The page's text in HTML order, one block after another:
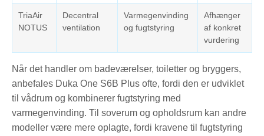
TriaAir
NOTUS
Decentral
ventilation
Varmegenvinding
og fugtstyring
Afhænger
af konkret
vurdering
Når det handler om badeværelser, toiletter og bryggers,
anbefales Duka One S6B Plus ofte, fordi den er udviklet
til vådrum og kombinerer fugtstyring med
varmegenvinding. Til soverum og opholdsrum kan andre
modeller være mere oplagte, fordi kravene til fugtstyring